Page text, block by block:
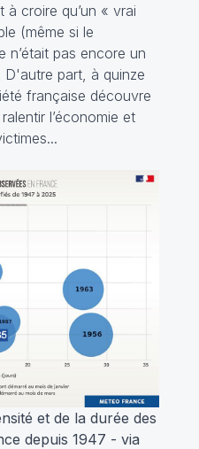
croire qu’un « vrai
(même si le
n’était pas encore un
part, à quinze
française découvre
l’économie et
et de la durée des
depuis 1947 - via